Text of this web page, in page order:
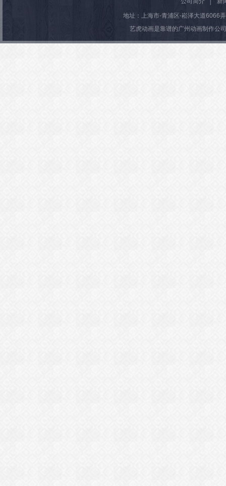
地址：上海市-青浦区-崧泽大道6066
艺虎动画是靠谱的广州动画制作公